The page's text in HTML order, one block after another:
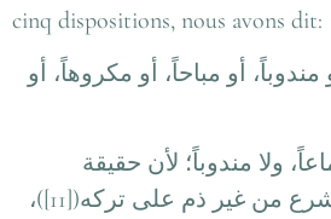
cinq dispositions, nous avons dit:
مندوباً، أو مباحاً، أو مكروهاً، أو
ولا مندوباً؛ لأن حقيقة
المندوب: ما طلبه الشرع من غير ذم على تركه([11])،